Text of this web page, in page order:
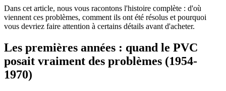
Dans cet article, nous vous racontons l'histoire complète : d'où
viennent ces problèmes, comment ils ont été résolus et pourquoi
vous devriez faire attention à certains détails avant d'acheter.
Les premières années : quand le PVC
posait vraiment des problèmes (1954-
1970)